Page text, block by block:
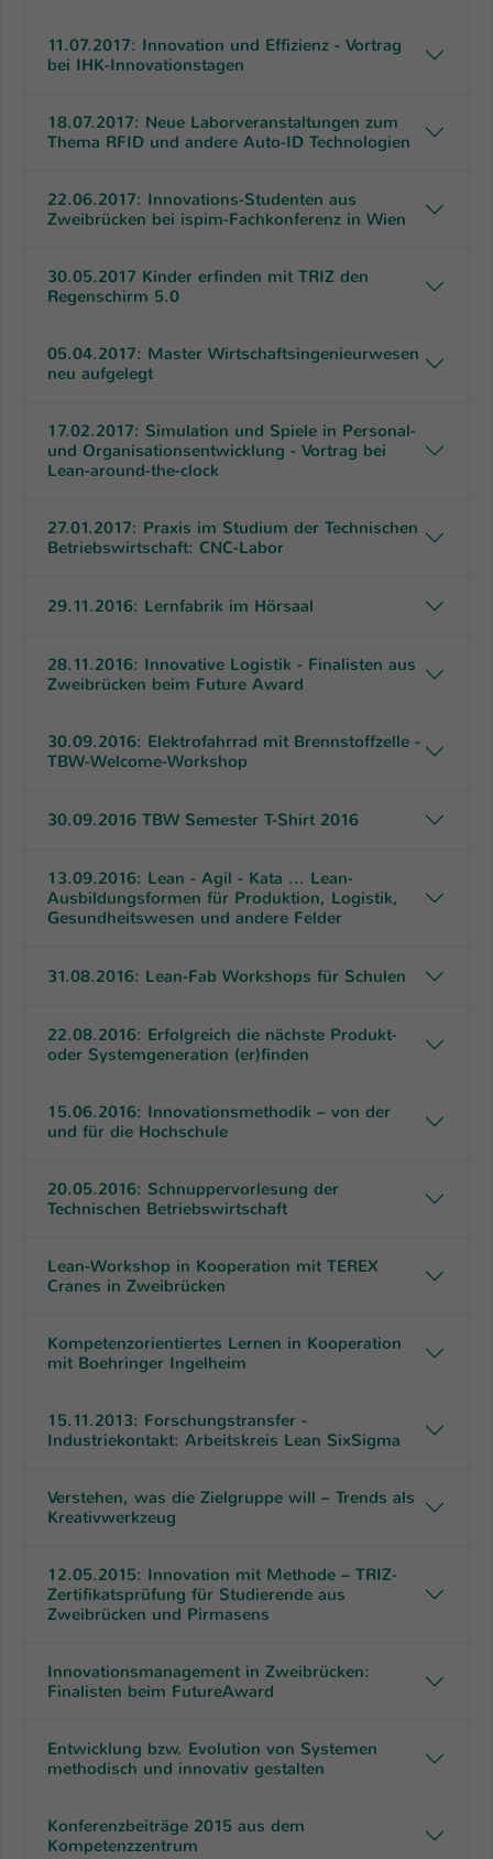
11.07.2017: Innovation und Effizienz - Vortrag
bei IHK-Innovationstagen
18.07.2017: Neue Laborveranstaltungen zum
Thema RFID und andere Auto-ID Technologien
22.06.2017: Innovations-Studenten aus
Zweibrücken bei ispim-Fachkonferenz in Wien
30.05.2017 Kinder erfinden mit TRIZ den
Regenschirm 5.0
05.04.2017: Master Wirtschaftsingenieurwesen
neu aufgelegt
17.02.2017: Simulation und Spiele in Personal-
und Organisationsentwicklung - Vortrag bei
Lean-around-the-clock
27.01.2017: Praxis im Studium der Technischen
Betriebswirtschaft: CNC-Labor
29.11.2016: Lernfabrik im Hörsaal
28.11.2016: Innovative Logistik - Finalisten aus
Zweibrücken beim Future Award
30.09.2016: Elektrofahrrad mit Brennstoffzelle -
TBW-Welcome-Workshop
30.09.2016 TBW Semester T-Shirt 2016
13.09.2016: Lean - Agil - Kata ... Lean-
Ausbildungsformen für Produktion, Logistik,
Gesundheitswesen und andere Felder
31.08.2016: Lean-Fab Workshops für Schulen
22.08.2016: Erfolgreich die nächste Produkt-
oder Systemgeneration (er)finden
15.06.2016: Innovationsmethodik – von der
und für die Hochschule
20.05.2016: Schnuppervorlesung der
Technischen Betriebswirtschaft
Lean-Workshop in Kooperation mit TEREX
Cranes in Zweibrücken
Kompetenzorientiertes Lernen in Kooperation
mit Boehringer Ingelheim
15.11.2013: Forschungstransfer -
Industriekontakt: Arbeitskreis Lean SixSigma
Verstehen, was die Zielgruppe will – Trends als
Kreativwerkzeug
12.05.2015: Innovation mit Methode – TRIZ-
Zertifikatsprüfung für Studierende aus
Zweibrücken und Pirmasens
Innovationsmanagement in Zweibrücken:
Finalisten beim FutureAward
Entwicklung bzw. Evolution von Systemen
methodisch und innovativ gestalten
Konferenzbeiträge 2015 aus dem
Kompetenzzentrum